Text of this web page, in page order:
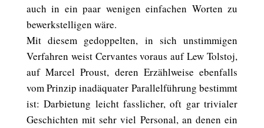
auch in ein paar wenigen einfachen Worten zu
bewerkstelligen wäre.
Mit diesem gedoppelten, in sich unstimmigen
Verfahren weist Cervantes voraus auf Lew Tolstoj,
auf Marcel Proust, deren Erzählweise ebenfalls
vom Prinzip inadäquater Parallelführung bestimmt
ist: Darbietung leicht fasslicher, oft gar trivialer
Geschichten mit sehr viel Personal, an denen ein